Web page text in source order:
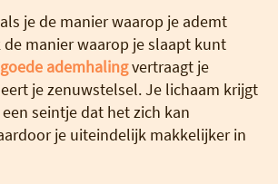
je de manier waarop je ademt
manier waarop je slaapt kunt
goede ademhalingvertraagt je
je zenuwstelsel. Je lichaam krijgt
seintje dat het zich kan
je uiteindelijk makkelijker in